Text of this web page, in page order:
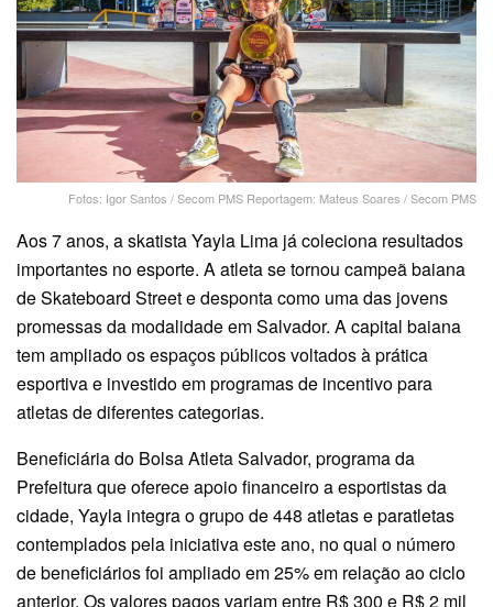
Fotos: Igor Santos / Secom PMS Reportagem: Mateus Soares / Secom PMS
Aos 7 anos, a skatista Yayla Lima já coleciona resultados
importantes no esporte. A atleta se tornou campeã baiana
de Skateboard Street e desponta como uma das jovens
promessas da modalidade em Salvador. A capital baiana
tem ampliado os espaços públicos voltados à prática
esportiva e investido em programas de incentivo para
atletas de diferentes categorias.
Beneficiária do Bolsa Atleta Salvador, programa da
Prefeitura que oferece apoio financeiro a esportistas da
cidade, Yayla integra o grupo de 448 atletas e paratletas
contemplados pela iniciativa este ano, no qual o número
de beneficiários foi ampliado em 25% em relação ao ciclo
anterior. Os valores pagos variam entre R$ 300 e R$ 2 mil